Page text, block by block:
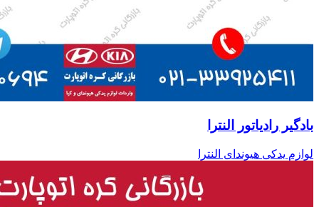
بادگیر رادیاتور النترا
لوازم یدکی هیوندای النترا